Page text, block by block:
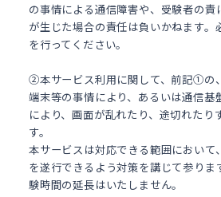
の事情による通信障害や、受験者の責
が生じた場合の責任は負いかねます。
を行ってください。
②本サービス利用に関して、前記①の
端末等の事情により、あるいは通信基
により、画面が乱れたり、途切れたり
す。
本サービスは対応できる範囲において
を遂行できるよう対策を講じて参りま
験時間の延長はいたしません。